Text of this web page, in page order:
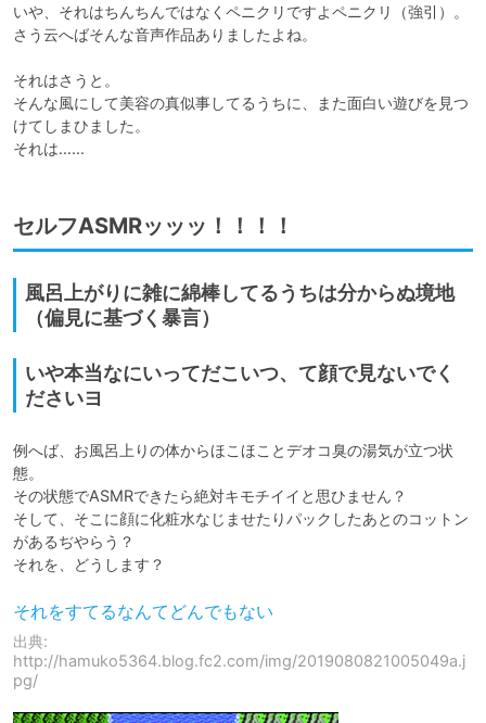
いや、それはちんちんではなくペニクリですよペニクリ（強引）。
さう云へばそんな音声作品ありましたよね。
それはさうと。
そんな風にして美容の真似事してるうちに、また面白い遊びを見つ
けてしまひました。
それは……
セルフASMRッッッ！！！！
風呂上がりに雑に綿棒してるうちは分からぬ境地
（偏見に基づく暴言）
いや本当なにいってだこいつ、て顔で見ないでく
ださいヨ
例へば、お風呂上りの体からほこほことデオコ臭の湯気が立つ状
態。
その状態でASMRできたら絶対キモチイイと思ひません？
そして、そこに顔に化粧水なじませたりパックしたあとのコットン
があるぢやらう？
それを、どうします？
それをすてるなんてどんでもない
出典:
http://hamuko5364.blog.fc2.com/img/2019080821005049a.j
pg/